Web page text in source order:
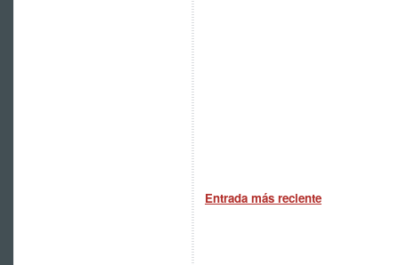
Entrada más reciente